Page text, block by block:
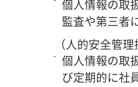
個人情報の取
監査や第三者
（人的安全管理
個人情報の取
び定期的に社